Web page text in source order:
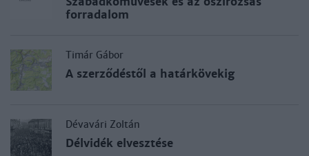
forradalom
Timár Gábor
A szerződéstől a határkövekig
Dévavári Zoltán
Délvidék elvesztése